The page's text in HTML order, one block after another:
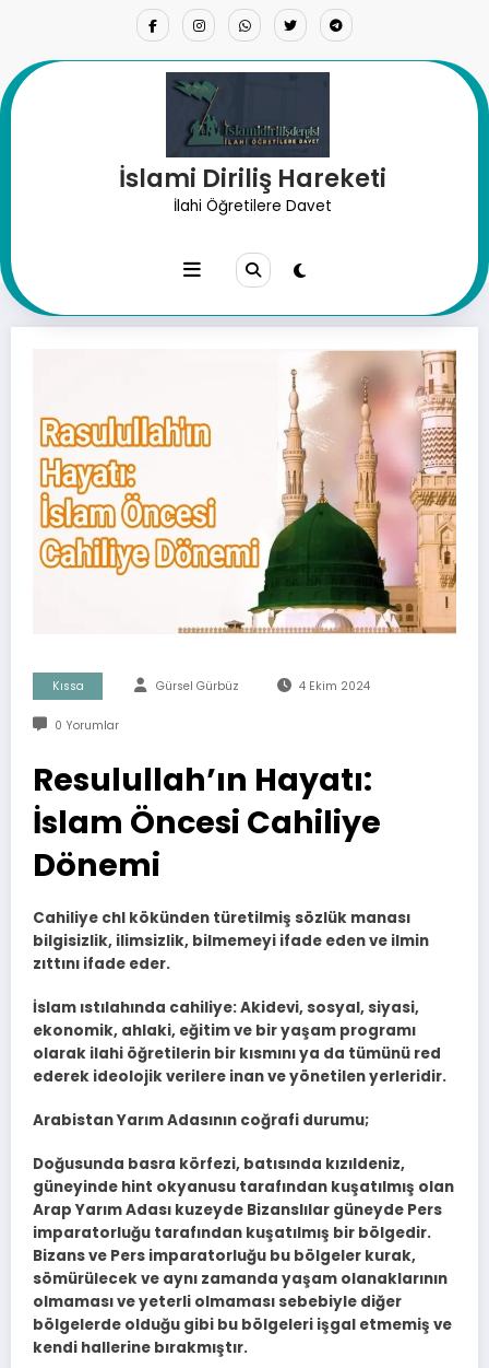
İslami Diriliş Hareketi
İlahi Öğretilere Davet
Resulullah’ın Hayatı: İslam
Kıssa Gürsel Gürbüz 4 Ekim 2024
0 Yorumlar
Resulullah’ın Hayatı:
İslam Öncesi Cahiliye
Dönemi
Cahiliye chl kökünden türetilmiş sözlük manası
bilgisizlik, ilimsizlik, bilmemeyi ifade eden ve ilmin
zıttını ifade eder.
İslam ıstılahında cahiliye: Akidevi, sosyal, siyasi,
ekonomik, ahlaki, eğitim ve bir yaşam programı
olarak ilahi öğretilerin bir kısmını ya da tümünü red
ederek ideolojik verilere inan ve yönetilen yerleridir.
Arabistan Yarım Adasının coğrafi durumu;
Doğusunda basra körfezi, batısında kızıldeniz,
güneyinde hint okyanusu tarafından kuşatılmış olan
Arap Yarım Adası kuzeyde Bizanslılar güneyde Pers
imparatorluğu tarafından kuşatılmış bir bölgedir.
Bizans ve Pers imparatorluğu bu bölgeler kurak,
sömürülecek ve aynı zamanda yaşam olanaklarının
olmaması ve yeterli olmaması sebebiyle diğer
bölgelerde olduğu gibi bu bölgeleri işgal etmemiş ve
kendi hallerine bırakmıştır.